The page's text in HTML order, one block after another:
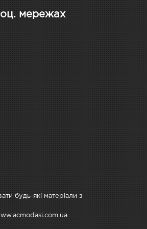
мережах
будь-які матеріали з